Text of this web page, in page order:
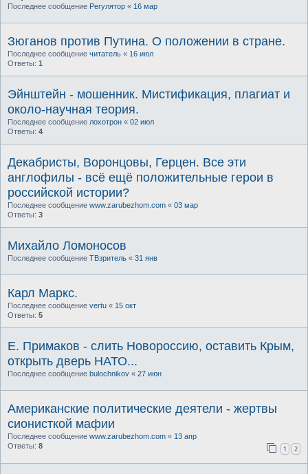
Последнее сообщение Регулятор « 16 мар
Зюганов против Путина. О положении в стране.
Последнее сообщение читатель « 16 июл
Ответы: 1
Эйнштейн - мошенник. Мистификация, плагиат и
около-научная теория.
Последнее сообщение лохотрон « 02 июл
Ответы: 4
Декабристы, Воронцовы, Герцен. Все эти
англофилы - всё ещё положительные герои в
российской истории?
Последнее сообщение www.zarubezhom.com « 03 мар
Ответы: 3
Михайло Ломоносов
Последнее сообщение ТВзритель « 31 янв
Карл Маркс.
Последнее сообщение vertu « 15 окт
Ответы: 5
Е. Примаков - слить Новороссию, оставить Крым,
открыть дверь НАТО...
Последнее сообщение bulochnikov « 27 июн
Американские политические деятели - жертвы
сионисткой мафии
Последнее сообщение www.zarubezhom.com « 13 апр
Ответы: 8 1 2